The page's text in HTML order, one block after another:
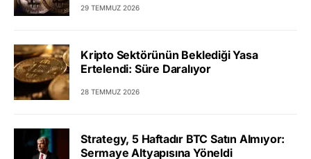
29 TEMMUZ 2026
Kripto Sektörünün Beklediği Yasa
Ertelendi: Süre Daralıyor
28 TEMMUZ 2026
Strategy, 5 Haftadır BTC Satın Almıyor:
Sermaye Altyapısına Yöneldi